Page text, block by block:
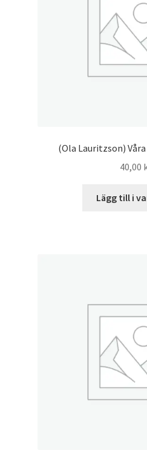
(Ola Lauritzson)
40,00
Lägg till i